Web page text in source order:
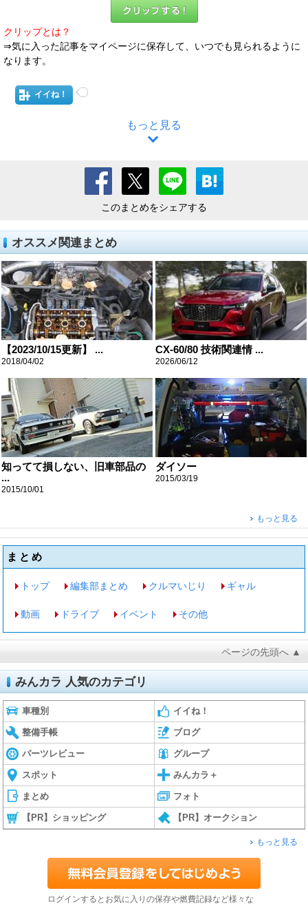
クリップとは？
⇒気に入った記事をマイページに保存して、いつでも見られるように
なります。
イイね！
もっと見る
このまとめをシェアする
オススメ関連まとめ
【2023/10/15更新】 ...
2018/04/02
CX-60/80 技術関連情 ...
2026/06/12
知ってて損しない、旧車部品の
...
2015/10/01
ダイソー
2015/03/19
もっと見る
まとめ
トップ 編集部まとめ クルマいじり ギャル
動画 ドライブ イベント その他
ページの先頭へ ▲
みんカラ 人気のカテゴリ
車種別 イイね！
整備手帳 ブログ
パーツレビュー グループ
スポット みんカラ＋
まとめ フォト
【PR】ショッピング 【PR】オークション
もっと見る
ログインするとお気に入りの保存や燃費記録など様々な